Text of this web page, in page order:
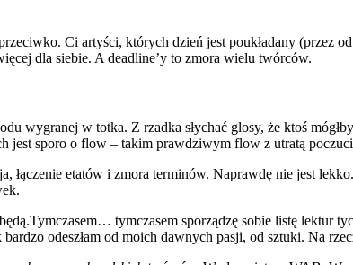
Ci artyści, których dzień jest poukładany (przez
dla siebie. A deadline’y to zmora wielu twórców.
wygranej w totka. Z rzadka słychać glosy, że ktoś
sporo o flow – takim prawdziwym flow z utratą
łączenie etatów i zmora terminów. Naprawdę nie jest
tymczasem sporządzę sobie listę
bardzo odeszłam od moich dawnych pasji, od sztuki. Na